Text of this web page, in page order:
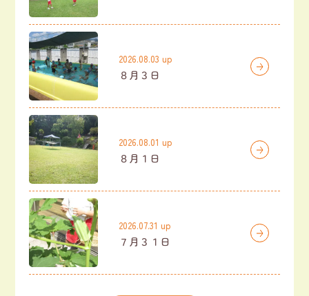
2026.08.03 up
８月３日
2026.08.01 up
８月１日
2026.07.31 up
７月３１日